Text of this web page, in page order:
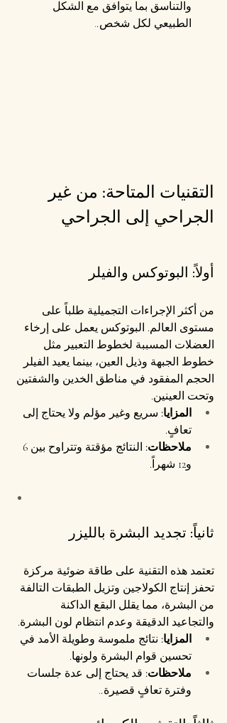
والتناسق بما يتوافق مع الشكل
الطبيعي لكل شخص..
التقنيات المتاحة: من غير
الجراحي إلى الجراحي
أولاً: البوتوكس والفيلر
من أكثر الإجراءات التجميلية طلباً على
مستوى العالم. البوتوكس يعمل على إرخاء
العضلات المسببة لخطوط التعبير مثل
خطوط الجبهة وذيل العين، بينما يعيد الفيلر
الحجم المفقود في مناطق الخدين والشفتين
وتحت العينين.
المزايا: سريع وغير مؤلم ولا يحتاج إلى
تعافٍ.
ملاحظات:
و12 شهراً.
ثانياً: تجديد البشرة بالليزر
تعتمد هذه التقنية على طاقة ضوئية مركزة
تحفز إنتاج الكولاجين وتزيل الطبقات التالفة
من البشرة، مما يقلل البقع الداكنة
والتجاعيد الدقيقة وعدم انتظام لون البشرة.
المزايا: نتائج ملموسة وطويلة الأمد في
تحسين قوام البشرة ولونها.
ملاحظات: قد يحتاج إلى عدة جلسات
وفترة تعافٍ قصيرة..